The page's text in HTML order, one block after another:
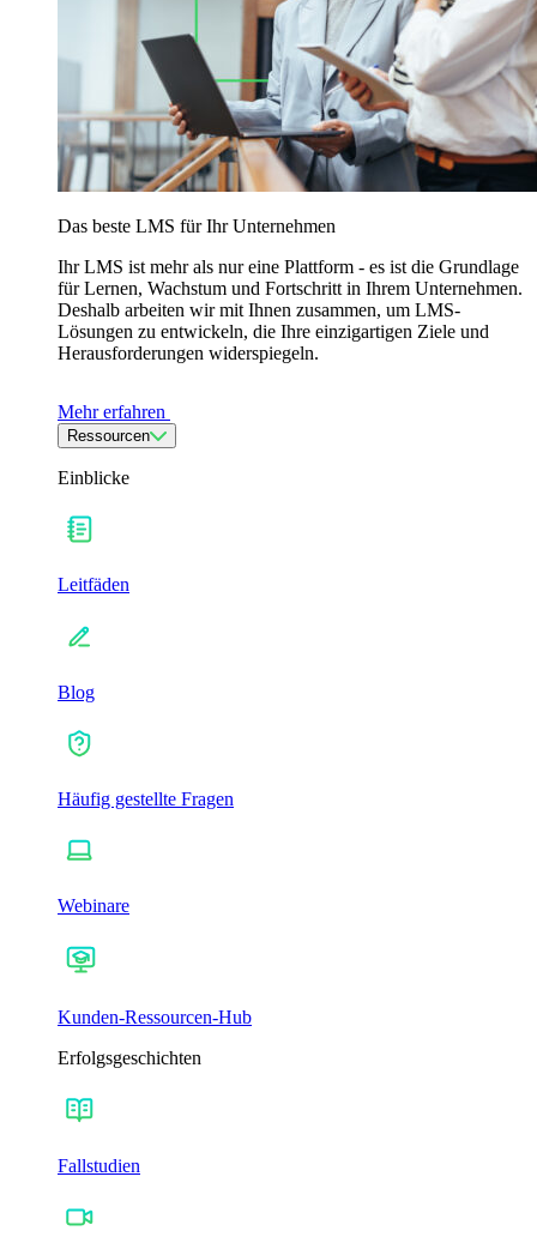
Das beste LMS für Ihr Unternehmen
Ihr LMS ist mehr als nur eine Plattform - es ist die Grundlage
für Lernen, Wachstum und Fortschritt in Ihrem Unternehmen.
Deshalb arbeiten wir mit Ihnen zusammen, um LMS-
Lösungen zu entwickeln, die Ihre einzigartigen Ziele und
Herausforderungen widerspiegeln.
Mehr erfahren
Ressourcen
Einblicke
Leitfäden
Blog
Häufig gestellte Fragen
Webinare
Kunden-Ressourcen-Hub
Erfolgsgeschichten
Fallstudien